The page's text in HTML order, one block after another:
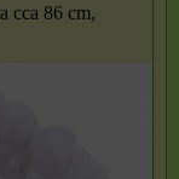
cca 86 cm,